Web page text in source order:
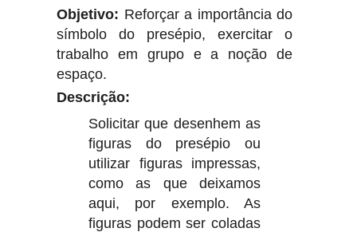
Objetivo: Reforçar a importância do
símbolo do presépio, exercitar o
trabalho em grupo e a noção de
espaço.
Descrição:
Solicitar que desenhem as
figuras do presépio ou
utilizar figuras impressas,
como as que deixamos
aqui, por exemplo. As
figuras podem ser coladas